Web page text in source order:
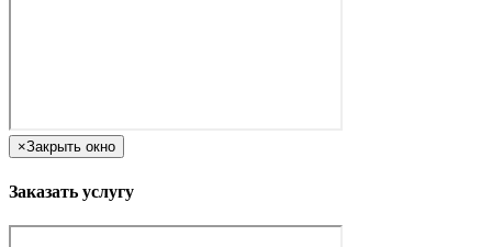
×Закрыть окно
Заказать услугу